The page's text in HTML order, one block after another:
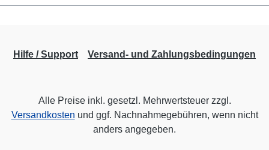
Hilfe / Support Versand- und Zahlungsbedingungen
Alle Preise inkl. gesetzl. Mehrwertsteuer zzgl.
Versandkosten und ggf. Nachnahmegebühren, wenn nicht
anders angegeben.